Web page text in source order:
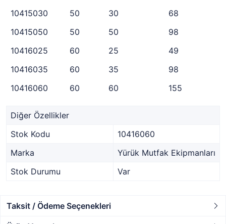
10415030
50 30
68
10415050
50 50
98
10416025
60 25
49
10416035
60 35
98
10416060
60 60 155
Diğer Özellikler
Stok Kodu
10416060
Marka
Yürük Mutfak Ekipmanları
Stok Durumu
Var
Taksit / Ödeme Seçenekleri